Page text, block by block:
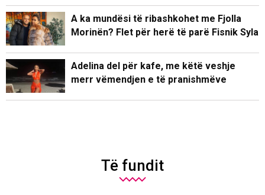
A ka mundësi të ribashkohet me Fjolla
Morinën? Flet për herë të parë Fisnik Syla
Adelina del për kafe, me këtë veshje
merr vëmendjen e të pranishmëve
Të fundit